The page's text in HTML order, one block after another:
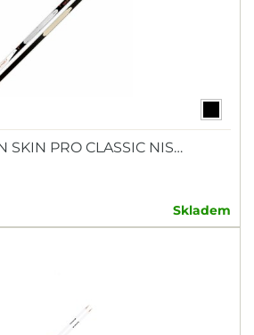
SKIN PRO CLASSIC NIS…
Skladem